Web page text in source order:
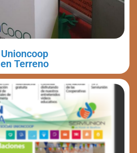
Unioncoop
en Terreno